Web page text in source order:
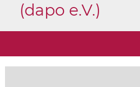
(dapo e.V.)